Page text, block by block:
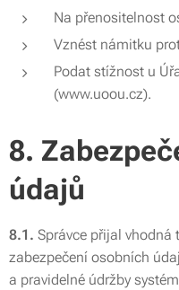
Na přenositelnost
Vznést námitku
Podat stížnost u
(www.uoou.cz).
8.
údajů
8.1. Správce přijal
zabezpečení osobních
a pravidelné údržby